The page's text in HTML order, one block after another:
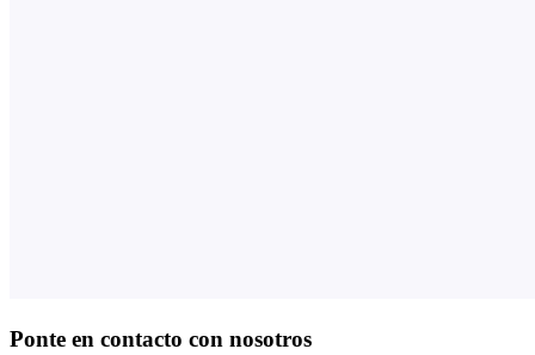
Ponte en contacto con nosotros